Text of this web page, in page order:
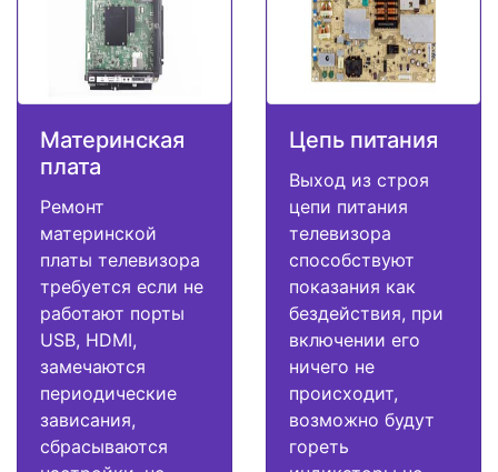
Материнская
плата
Ремонт
материнской
платы телевизора
требуется если не
работают порты
USB, HDMI,
замечаются
периодические
зависания,
сбрасываются
Цепь питания
Выход из строя
цепи питания
телевизора
способствуют
показания как
бездействия, при
включении его
ничего не
происходит,
возможно будут
гореть